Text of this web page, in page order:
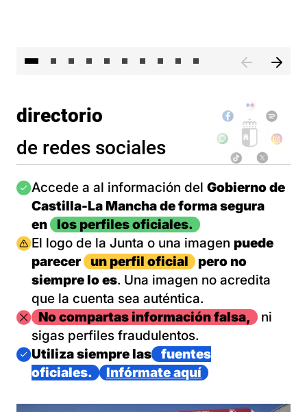
directorio
de redes sociales
Imagen
Accede a al información del Gobierno de
Castilla-La Mancha de forma segura
en
los perfiles oficiales.
Imagen
El logo de la Junta o una imagen puede
parecer
un perfil oficial
pero no
siempre lo es. Una imagen no acredita
que la cuenta sea auténtica.
ImagenNo compartas información falsa,
ni
sigas perfiles fraudulentos.
Imagen
Utiliza siempre las
fuentes
oficiales.
Infórmate aquí